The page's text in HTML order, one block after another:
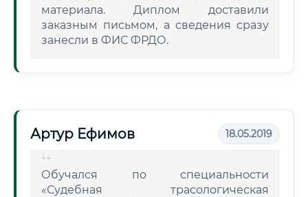
материала. Диплом доставили
заказным письмом, а сведения сразу
занесли в ФИС ФРДО.
Артур Ефимов 18.05.2019
Обучался по специальности
«Судебная трасологическая